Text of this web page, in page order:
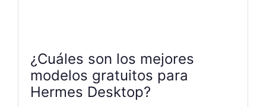
¿Cuáles son los mejores
modelos gratuitos para
Hermes Desktop?